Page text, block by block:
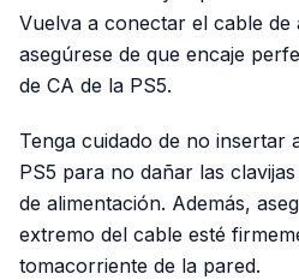
Vuelva a conectar el cable de
asegúrese de que encaje
de CA de la PS5.
Tenga cuidado de no insertar
PS5 para no dañar las
de alimentación. Además,
extremo del cable esté
tomacorriente de la pared.